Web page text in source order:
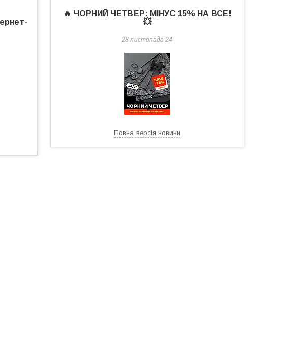
🔥 ЧОРНИЙ ЧЕТВЕР: МІНУС 15% НА ВСЕ!
💥
28 листопада 24
Повна версія новини